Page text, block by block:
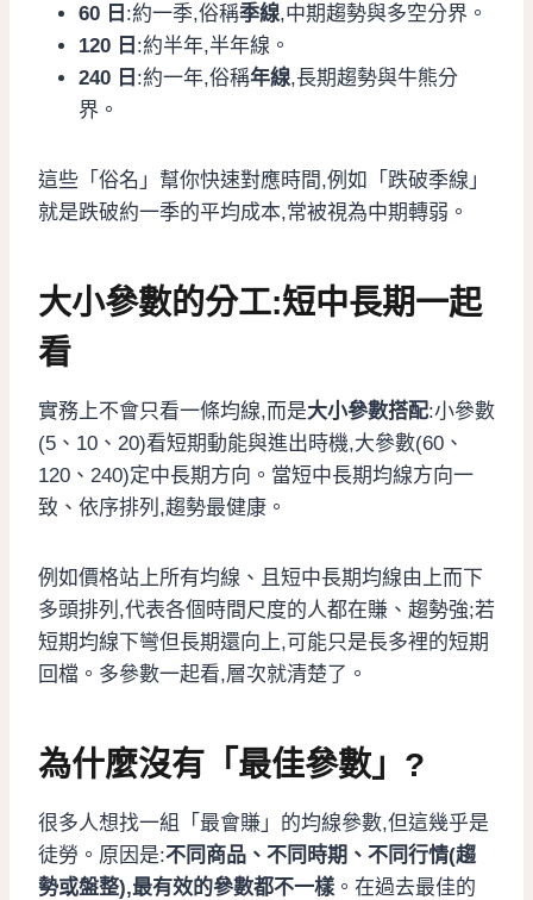
60 日 :約一季,俗稱季線,中期趨勢與多空分界。
120 日 :約半年,半年線。
240 日 :約一年,俗稱年線,長期趨勢與牛熊分
界。
這些「俗名」幫你快速對應時間,例如「跌破季線」
就是跌破約一季的平均成本,常被視為中期轉弱。
大小參數的分工:短中長期一起
看
實務上不會只看一條均線,而是大小參數搭配:小參數
(5、10、20)看短期動能與進出時機,大參數(60、
120、240)定中長期方向。當短中長期均線方向一
致、依序排列,趨勢最健康。
例如價格站上所有均線、且短中長期均線由上而下
多頭排列,代表各個時間尺度的人都在賺、趨勢強;若
短期均線下彎但長期還向上,可能只是長多裡的短期
回檔。多參數一起看,層次就清楚了。
為什麼沒有「最佳參數」?
很多人想找一組「最會賺」的均線參數,但這幾乎是
徒勞。原因是:不同商品、不同時期、不同行情(趨
勢或盤整),最有效的參數都不一樣 。在過去最佳的